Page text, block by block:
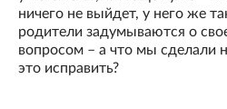
ничего не выйдет, у него же
родители задумываются о
вопросом – а что мы сделали
это исправить?